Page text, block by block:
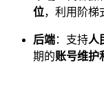
位，利用阶梯
后端：支持人
期的账号维护